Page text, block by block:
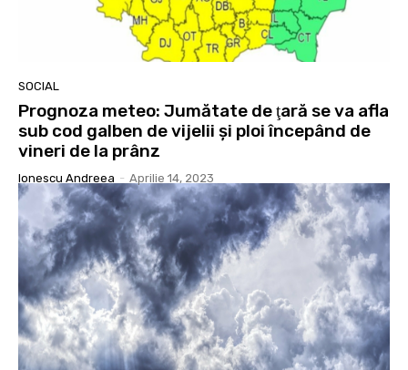
SOCIAL
Prognoza meteo: Jumătate de ţară se va afla
sub cod galben de vijelii şi ploi începând de
vineri de la prânz
Ionescu Andreea - Aprilie 14, 2023